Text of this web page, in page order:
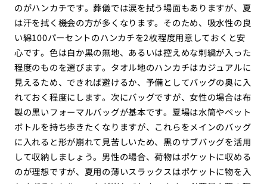
のがハンカチです。葬儀では涙を拭う場面もありますが、夏
は汗を拭く機会の方が多くなります。そのため、吸水性の良
い綿100パーセントのハンカチを2枚程度用意しておくと安
心です。色は白か黒の無地、あるいは控えめな刺繍が入った
程度のものを選びます。タオル地のハンカチはカジュアルに
見えるため、できれば避けるか、予備としてバッグの奥に入
れておく程度にします。次にバッグですが、女性の場合は布
製の黒いフォーマルバッグが基本です。夏場は水筒やペット
ボトルを持ち歩きたくなりますが、これらをメインのバッグ
に入れると形が崩れて見苦しいため、黒のサブバッグを活用
して収納しましょう。男性の場合、荷物はポケットに収める
のが理想ですが、夏用の薄いスラックスはポケットに物を入